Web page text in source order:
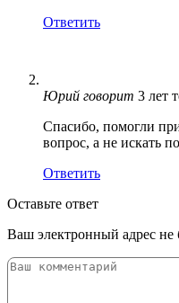
Ответить
Юрий говорит 3 лет
Спасибо, помогли
вопрос, а не искать
Ответить
Оставьте ответ
Ваш электронный адрес не